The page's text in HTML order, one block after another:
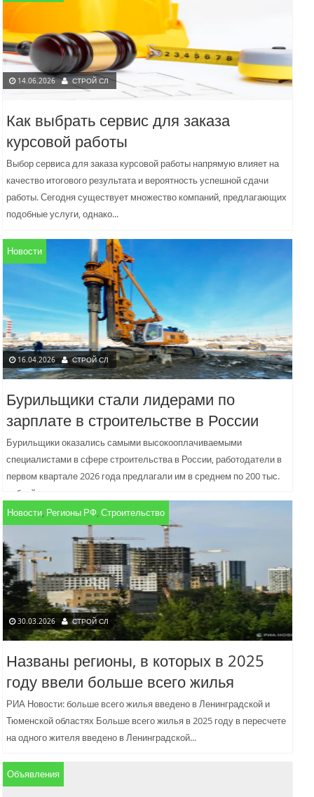
14.06.2026 СТРОЙ СЛ
Как выбрать сервис для заказа
курсовой работы
Выбор сервиса для заказа курсовой работы напрямую влияет на
качество итогового результата и вероятность успешной сдачи
работы. Сегодня существует множество компаний, предлагающих
подобные услуги, однако...
Новости
16.04.2026 СТРОЙ СЛ
Бурильщики стали лидерами по
зарплате в строительстве в России
Бурильщики оказались самыми высокооплачиваемыми
специалистами в сфере строительства в России, работодатели в
первом квартале 2026 года предлагали им в среднем по 200 тыс.
рублей в...
Новости, Регионы РФ,Строительство
30.03.2026 СТРОЙ СЛ
Названы регионы, в которых в 2025
году ввели больше всего жилья
РИА Новости: больше всего жилья введено в Ленинградской и
Тюменской областях Больше всего жилья в 2025 году в пересчете
на одного жителя введено в Ленинградской...
Объявления